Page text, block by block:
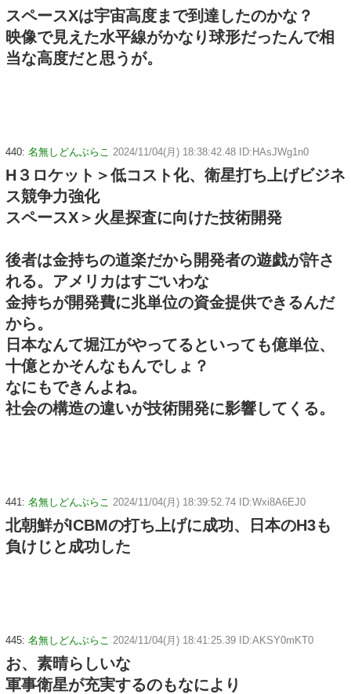
スペースXは宇宙高度まで到達したのかな？
映像で見えた水平線がかなり球形だったんで相
当な高度だと思うが。
440: 名無しどんぶらこ 2024/11/04(月) 18:38:42.48 ID:HAsJWg1n0
H３ロケット＞低コスト化、衛星打ち上げビジネ
ス競争力強化
スペースX＞火星探査に向けた技術開発
後者は金持ちの道楽だから開発者の遊戯が許さ
れる。アメリカはすごいわな
金持ちが開発費に兆単位の資金提供できるんだ
から。
日本なんて堀江がやってるといっても億単位、
十億とかそんなもんでしょ？
なにもできんよね。
社会の構造の違いが技術開発に影響してくる。
441: 名無しどんぶらこ 2024/11/04(月) 18:39:52.74 ID:Wxi8A6EJ0
北朝鮮がICBMの打ち上げに成功、日本のH3も
負けじと成功した
445: 名無しどんぶらこ 2024/11/04(月) 18:41:25.39 ID:AKSY0mKT0
お、素晴らしいな
軍事衛星が充実するのもなにより